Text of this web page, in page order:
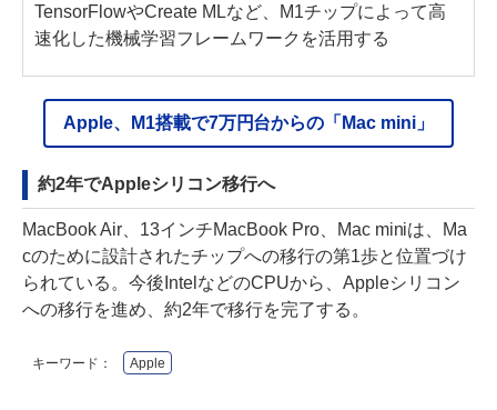
TensorFlowやCreate MLなど、M1チップによって高
速化した機械学習フレームワークを活用する
Apple、M1搭載で7万円台からの「Mac mini」
約2年でAppleシリコン移行へ
MacBook Air、13インチMacBook Pro、Mac miniは、Ma
cのために設計されたチップへの移行の第1歩と位置づけ
られている。今後IntelなどのCPUから、Appleシリコン
への移行を進め、約2年で移行を完了する。
キーワード： Apple